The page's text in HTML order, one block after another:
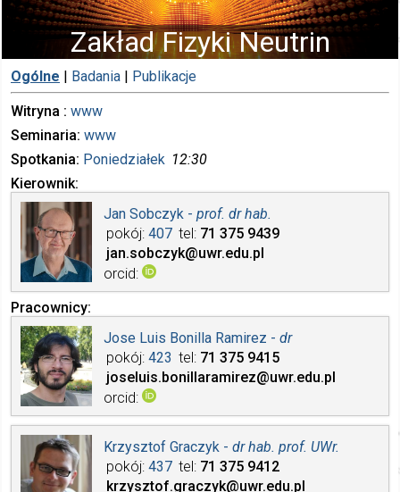
Zakład Fizyki Neutrin
Ogólne | Badania | Publikacje
Witryna
www
Seminaria www
Spotkania Poniedziałek 12:30
Kierownik
Jan Sobczyk - prof. dr hab.
pokój 407 tel 71 375 9439
jan.sobczyk@uwr.edu.pl
orcid
Pracownicy
Jose Luis Bonilla Ramirez - dr
pokój 423 tel 71 375 9415
joseluis.bonillaramirez@uwr.edu.pl
orcid
Krzysztof Graczyk - dr hab. prof. UWr.
pokój 437 tel 71 375 9412
krzysztof.graczyk@uwr.edu.pl